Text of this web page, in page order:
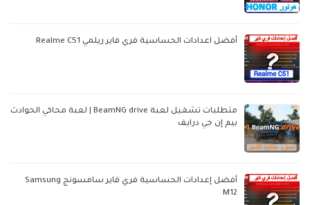
أفضل اعدادات الحساسية فري فاير ريلمي Realme C51
متطلبات تشغيل لعبة BeamNG drive | لعبة محاكي الحوادث
بيم إن جي درايف
أفضل إعدادات الحساسية فري فاير سامسونج Samsung
M12